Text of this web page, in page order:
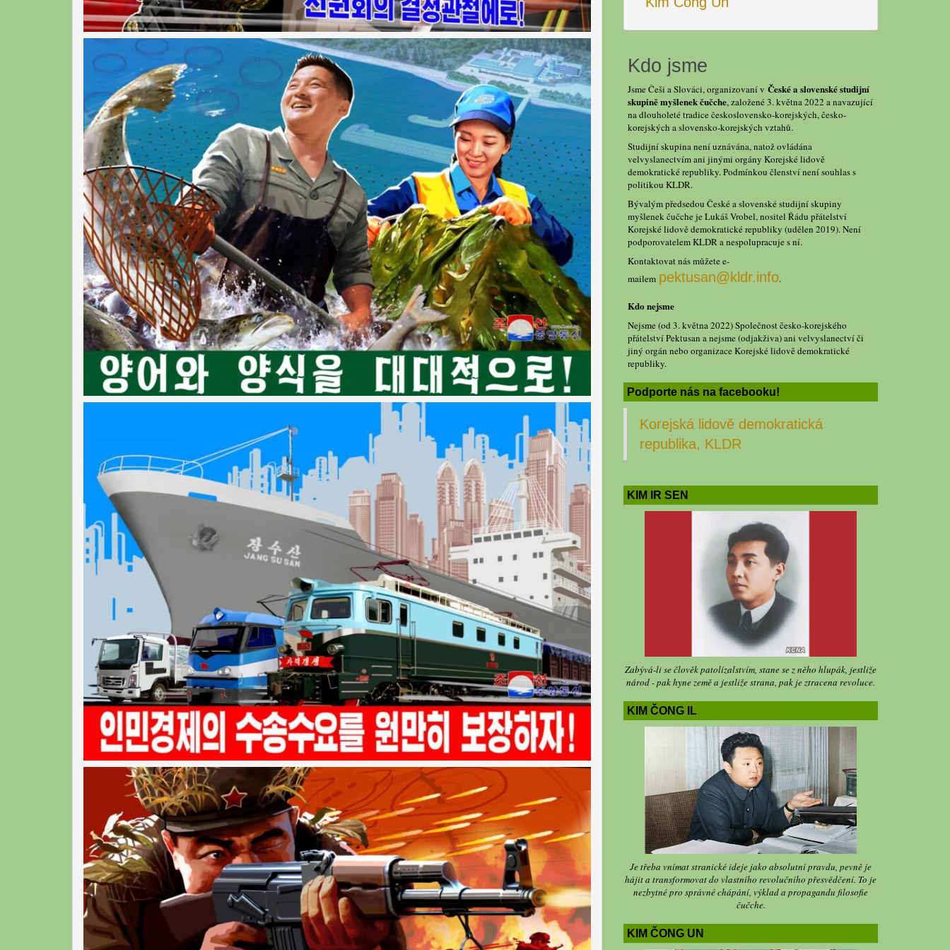
Kdo jsme
Jsme Češi a Slováci, organizovaní v České a slovenské studijní
skupině myšlenek čučche, založené 3. května 2022 a navazující
na dlouholeté tradice československo-korejských, česko-
korejských a slovensko-korejských vztahů.
Studijní skupina není uznávána, natož ovládána
velvyslanectvím ani jinými orgány Korejské lidově
demokratické republiky. Podmínkou členství není souhlas s
politikou KLDR.
Bývalým předsedou České a slovenské studijní skupiny
myšlenek čučche je Lukáš Vrobel, nositel Řádu přátelství
Korejské lidově demokratické republiky (udělen 2019). Není
podporovatelem KLDR a nespolupracuje s ní.
Kontaktovat nás můžete e-
mailem pektusan@kldr.info.
Kdo nejsme
Nejsme (od 3. května 2022) Společnost česko-korejského
přátelství Pektusan a nejsme (odjakživa) ani velvyslanectví či
jiný orgán nebo organizace Korejské lidově demokratické
republiky.
Podporte nás na facebooku!
Korejská lidově demokratická
republika, KLDR
KIM IR SEN
Zabývá-li se člověk patolízalstvím, stane se z něho hlupák, jestliže
národ - pak hyne země a jestliže strana, pak je ztracena revoluce.
KIM ČONG IL
Je třeba vnímat stranické ideje jako absolutní pravdu, pevně je
hájit a transformovat do vlastního revolučního přesvědčení. To je
nezbytné pro správné chápání, výklad a propagandu filosofie
čučche.
KIM ČONG UN